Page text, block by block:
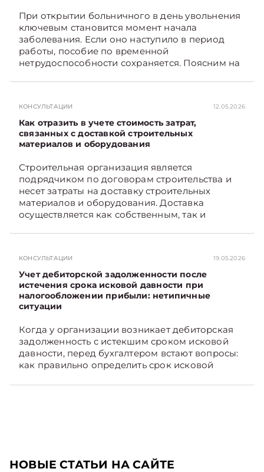
экономике Беларуси — раньше, чем в новостях
TelegramViber
При открытии больничного в день увольнения
ключевым становится момент начала
заболевания. Если оно наступило в период
работы, пособие по временной
нетрудоспособности сохраняется. Поясним на
КОНСУЛЬТАЦИИ 12.05.2026
Как отразить в учете стоимость затрат,
связанных с доставкой строительных
материалов и оборудования
Строительная организация является
подрядчиком по договорам строительства и
несет затраты на доставку строительных
материалов и оборудования. Доставка
осуществляется как собственным, так и
Viber, чтобы не пропускать новые статьи
TelegramViber
КОНСУЛЬТАЦИИ 19.05.2026
Учет дебиторской задолженности после
истечения срока исковой давности при
налогообложении прибыли: нетипичные
ситуации
Когда у организации возникает дебиторская
задолженность с истекшим сроком исковой
давности, перед бухгалтером встают вопросы:
как правильно определить срок исковой
задолженность. Рассмотрим это на
НОВЫЕ СТАТЬИ НА САЙТЕ